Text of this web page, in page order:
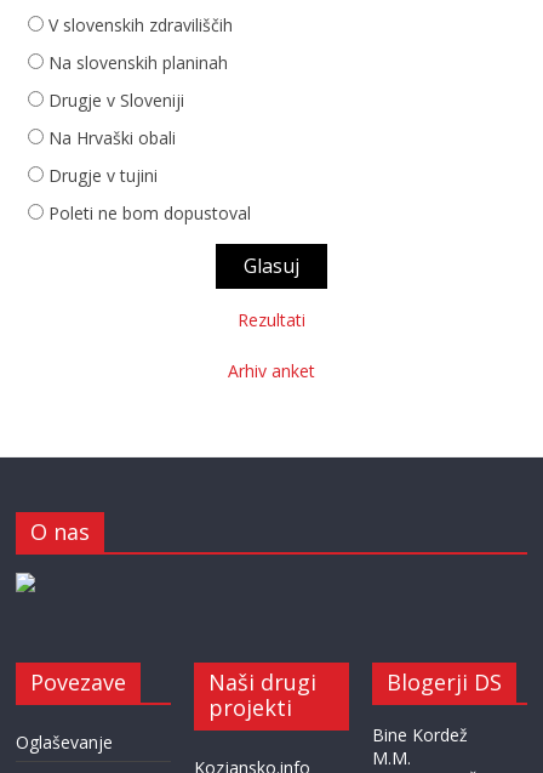
V slovenskih zdraviliščih
Na slovenskih planinah
Drugje v Sloveniji
Na Hrvaški obali
Drugje v tujini
Poleti ne bom dopustoval
Rezultati
Arhiv anket
O nas
Povezave
Oglaševanje
Naši drugi
projekti
Kozjansko.info
Blogerji DS
Bine Kordež
M.M.